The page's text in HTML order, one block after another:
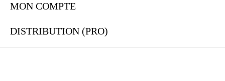
MON COMPTE
DISTRIBUTION (PRO)